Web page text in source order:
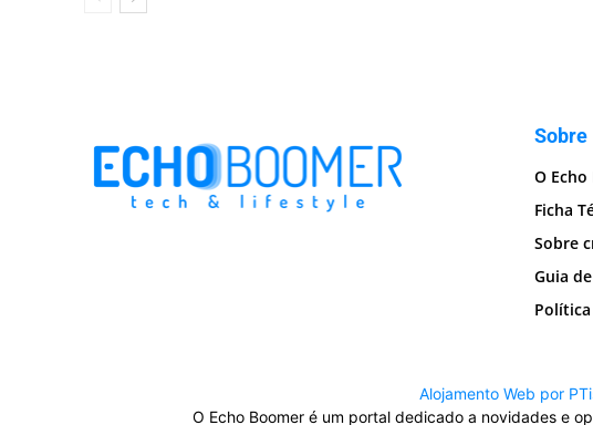
Sobre
O
Ficha
Sobre
Guia
Alojamento Web por
O Echo Boomer é um portal dedicado a novidades e